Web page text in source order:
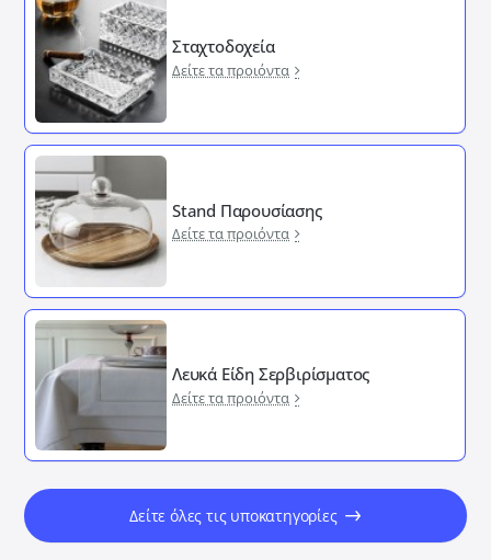
Σταχτοδοχεία
Δείτε τα προιόντα
Stand Παρουσίασης
Δείτε τα προιόντα
Λευκά Είδη Σερβιρίσματος
Δείτε τα προιόντα
Δείτε όλες τις υποκατηγορίες